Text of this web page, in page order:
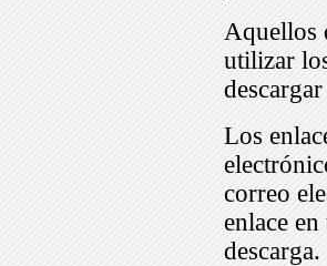
Aquellos
utilizar
Los
correo
enlace
descarga.